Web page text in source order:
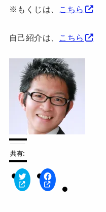
※もくじは、 こちら
自己紹介は、 こちら
共有:
ク
リ
F
a